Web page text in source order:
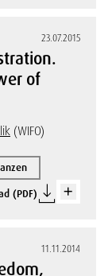
23.07.2015
of
(WIFO)
(PDF)
11.11.2014